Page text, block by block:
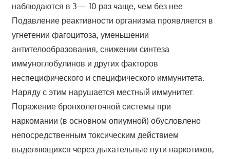
наблюдаются в 3— 10 раз чаще, чем без нее.
Подавление реактивности организма проявляется в
угнетении фагоцитоза, уменьшении
антителообразования, снижении синтеза
иммуноглобулинов и других факторов
неспецифического и специфического иммунитета.
Наряду с этим нарушается местный иммунитет.
Поражение бронхолегочной системы при
наркомании (в основном опиумной) обусловлено
непосредственным токсическим действием
выделяющихся через дыхательные пути наркотиков,